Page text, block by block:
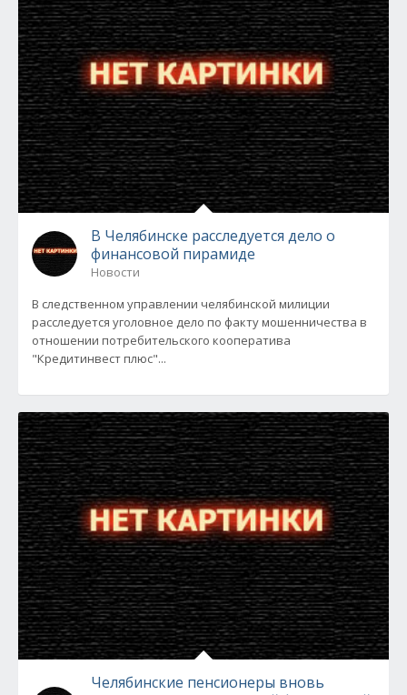
В Челябинске расследуется дело о
финансовой пирамиде
Новости
В следственном управлении челябинской милиции
расследуется уголовное дело по факту мошенничества в
отношении потребительского кооператива
"Кредитинвест плюс"...
Челябинские пенсионеры вновь